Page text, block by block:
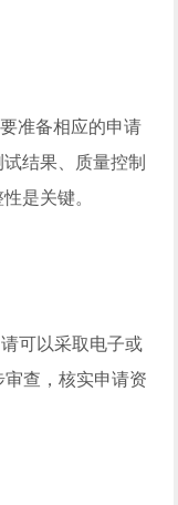
准备相应的申请
结果、质量控制
是关键‌。
可以采取电子或
查，核实申请资